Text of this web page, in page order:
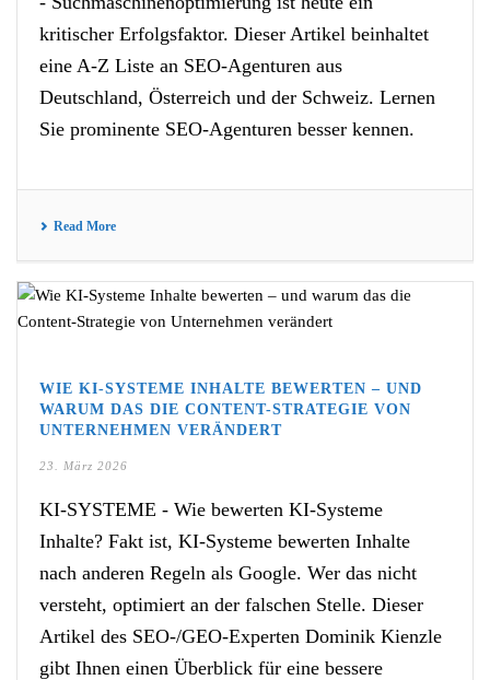
kritischer Erfolgsfaktor. Dieser Artikel beinhaltet
eine A-Z Liste an SEO-Agenturen aus
Deutschland, Österreich und der Schweiz. Lernen
Sie prominente SEO-Agenturen besser kennen.
Read More
WIE KI-SYSTEME INHALTE BEWERTEN – UND
WARUM DAS DIE CONTENT-STRATEGIE VON
UNTERNEHMEN VERÄNDERT
23. März 2026
KI-SYSTEME - Wie bewerten KI-Systeme
Inhalte? Fakt ist, KI-Systeme bewerten Inhalte
nach anderen Regeln als Google. Wer das nicht
versteht, optimiert an der falschen Stelle. Dieser
Artikel des SEO-/GEO-Experten Dominik Kienzle
gibt Ihnen einen Überblick für eine bessere